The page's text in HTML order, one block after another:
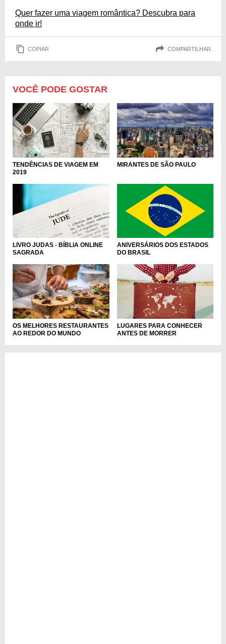
Quer fazer uma viagem romântica? Descubra para
onde ir!
COPIAR COMPARTILHAR
VOCÊ PODE GOSTAR
TENDÊNCIAS DE VIAGEM EM
2019
MIRANTES DE SÃO PAULO
LIVRO JUDAS - BÍBLIA ONLINE
SAGRADA
ANIVERSÁRIOS DOS ESTADOS
DO BRASIL
OS MELHORES RESTAURANTES
AO REDOR DO MUNDO
LUGARES PARA CONHECER
ANTES DE MORRER